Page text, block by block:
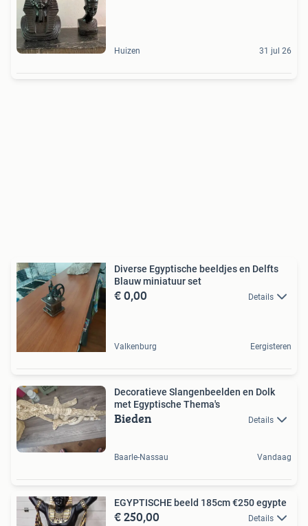
Huizen 31 jul 26
Diverse Egyptische beeldjes en Delfts
Blauw miniatuur set
€ 0,00 Details
Valkenburg Eergisteren
Decoratieve Slangenbeelden en Dolk
met Egyptische Thema's
Bieden Details
Baarle-Nassau Vandaag
EGYPTISCHE beeld 185cm €250 egypte
€ 250,00 Details